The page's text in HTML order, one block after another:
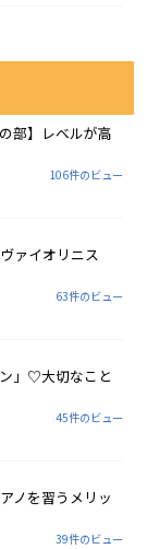
部】レベルが高
106件のビュー
ァイオリニス
63件のビュー
」♡大切なこと
45件のビュー
ノを習うメリッ
39件のビュー